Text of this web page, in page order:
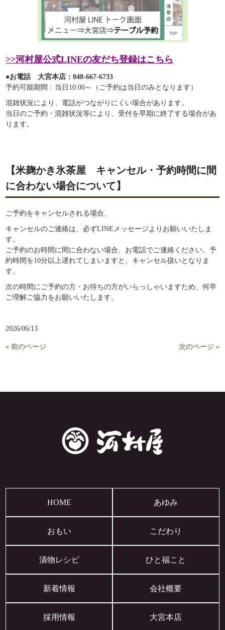
>>河村屋公式LINEの友だち登録はこちら
●お電話 大宮本店：048-667-6733
予約可能期間：当日10:00～（ご予約は当日のみとなります）
混雑状況により、電話がつながりにくい場合があります。
当日のご予約・混雑状況等により、受付を早期に終了する場合があ
ります。
【米麹かき氷茶屋 キャンセル・予約時間に間
に合わない場合について】
ご予約をキャンセルされる場合、
キャンセルのご連絡は、必ずLINEメッセージよりお願いいたしま
す。
ご予約のお時間に間に合わない場合、お電話でご連絡ください。予
約時間を10分以上遅れてしまいますと、キャンセル扱いとなりま
す。
次の時間にご予約の方・お待ちの方がいらっしゃいますため、何卒
ご理解ご協力をお願いいたします。
2026/06/13
« 前のページ 次のページ »
HOME あゆみ
おもい こだわり
漬物レシピ ひと福こと
新着情報 会社概要
採用情報 大宮本店